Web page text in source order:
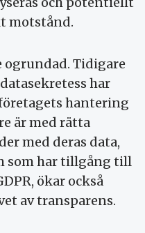
motstånd.
Tidigare
har
hantering
är med rätta
med deras data,
som har tillgång till
ökar också
av transparens.